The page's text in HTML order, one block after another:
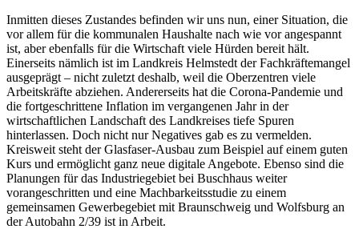
Inmitten dieses Zustandes befinden wir uns nun, einer Situation, die
vor allem für die kommunalen Haushalte nach wie vor angespannt
ist, aber ebenfalls für die Wirtschaft viele Hürden bereit hält.
Einerseits nämlich ist im Landkreis Helmstedt der Fachkräftemangel
ausgeprägt – nicht zuletzt deshalb, weil die Oberzentren viele
Arbeitskräfte abziehen. Andererseits hat die Corona-Pandemie und
die fortgeschrittene Inflation im vergangenen Jahr in der
wirtschaftlichen Landschaft des Landkreises tiefe Spuren
hinterlassen. Doch nicht nur Negatives gab es zu vermelden.
Kreisweit steht der Glasfaser-Ausbau zum Beispiel auf einem guten
Kurs und ermöglicht ganz neue digitale Angebote. Ebenso sind die
Planungen für das Industriegebiet bei Buschhaus weiter
vorangeschritten und eine Machbarkeitsstudie zu einem
gemeinsamen Gewerbegebiet mit Braunschweig und Wolfsburg an
der Autobahn 2/39 ist in Arbeit.